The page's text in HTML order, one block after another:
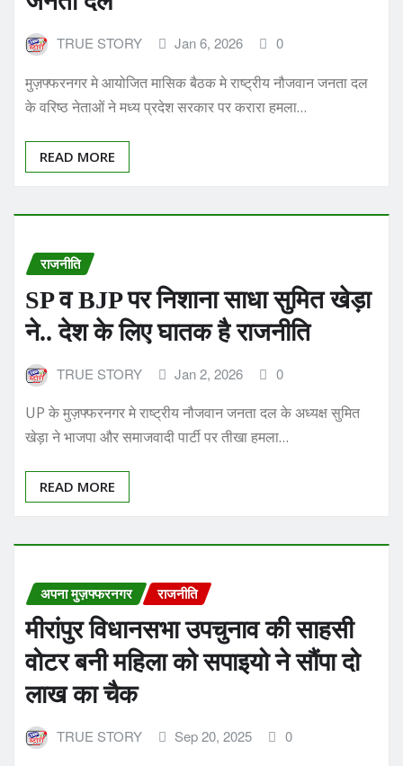
मुज़फ्फरनगर मे आयोजित मासिक बैठक मे राष्ट्रीय नौजवान जनता दल
READ MORE
राजनीति
SP व BJP पर निशाना साधा सुमित खेड़ा
ने.. देश के लिए घातक है राजनीति
TRUE STORY Jan 2, 2026 0
UP के मुज़फ्फरनगर मे राष्ट्रीय नौजवान जनता दल के अध्यक्ष सुमित
READ MORE
अपना मुज़फ्फरनगर राजनीति
मीरांपुर विधानसभा उपचुनाव की साहसी
वोटर बनी महिला को सपाइयो ने सौंपा दो
लाख का चैक
TRUE STORY
काज़ी अमजद अली UP क़े ज़िला मुज़फ्फरनगर की मीरांपुर विधानसभा